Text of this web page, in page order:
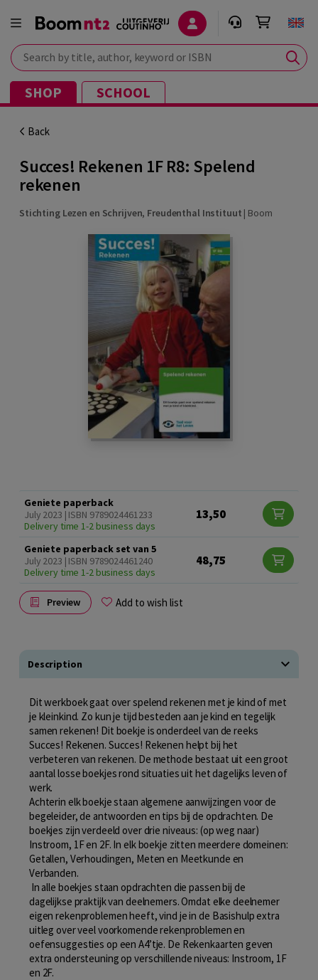
Search by title, author, keyword or ISBN
SHOP SCHOOL
Back
Succes! Rekenen 1F R8: Spelend
rekenen
Stichting Lezen en Schrijven, Freudenthal Instituut | Boom
Geniete paperback
July 2023 | ISBN 9789024461233
Delivery time 1-2 business days
13,50
Geniete paperback set van 5
July 2023 | ISBN 9789024461240
Delivery time 1-2 business days
48,75
Preview Add to wish list
Description
Dit werkboek gaat over spelend rekenen met je kind of met
je kleinkind. Zo kun je tijd besteden aan je kind en tegelijk
samen rekenen! Dit boekje is onderdeel van de reeks
Succes! Rekenen. Succes! Rekenen helpt bij het
verbeteren van rekenen. De methode bestaat uit een groot
aantal losse boekjes rond situaties uit het dagelijks leven of
werk.
Achterin elk boekje staan algemene aanwijzingen voor de
begeleider, de antwoorden en tips bij de opdrachten. De
boekjes zijn verdeeld over drie niveaus: (op weg naar)
Instroom, 1F en 2F. In elk boekje zitten meerdere domeinen:
Getallen, Verhoudingen, Meten en Meetkunde en
Verbanden.
In alle boekjes staan opdrachten die passen bij de
dagelijkse praktijk van deelnemers. Omdat elke deelnemer
eigen rekenproblemen heeft, vind je in de Basishulp extra
uitleg over veel voorkomende rekenproblemen en
oefensuggesties op een A4’tje. De Rekenkaarten geven
extra ondersteuning op verschillende niveaus: Instroom, 1F
en 2F.